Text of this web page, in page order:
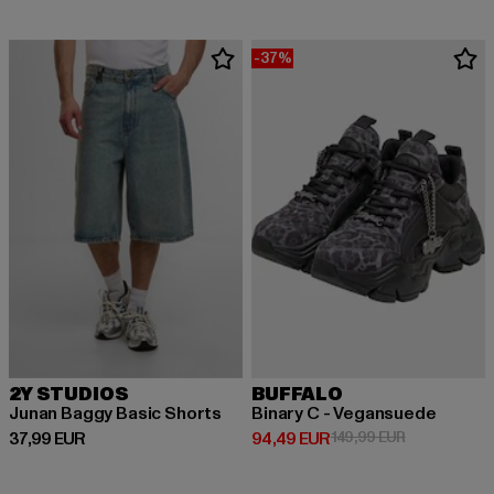
2Y STUDIOS
Junan Baggy Basic Shorts
37,99 EUR
Derzeitiger Preis: 37,99 EUR
-37%
BUFFALO
Binary C - Vegansuede
94,49 EUR
Derzeitiger Preis: 94,49 EUR
149,99 EURAktionspreis: